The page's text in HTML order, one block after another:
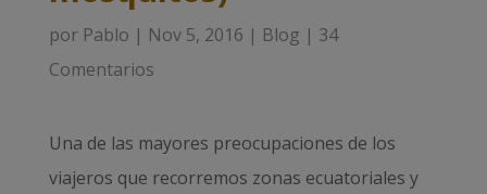
por Pablo | Nov 5, 2016 | Blog | 34
Comentarios
Una de las mayores preocupaciones de los
viajeros que recorremos zonas ecuatoriales y